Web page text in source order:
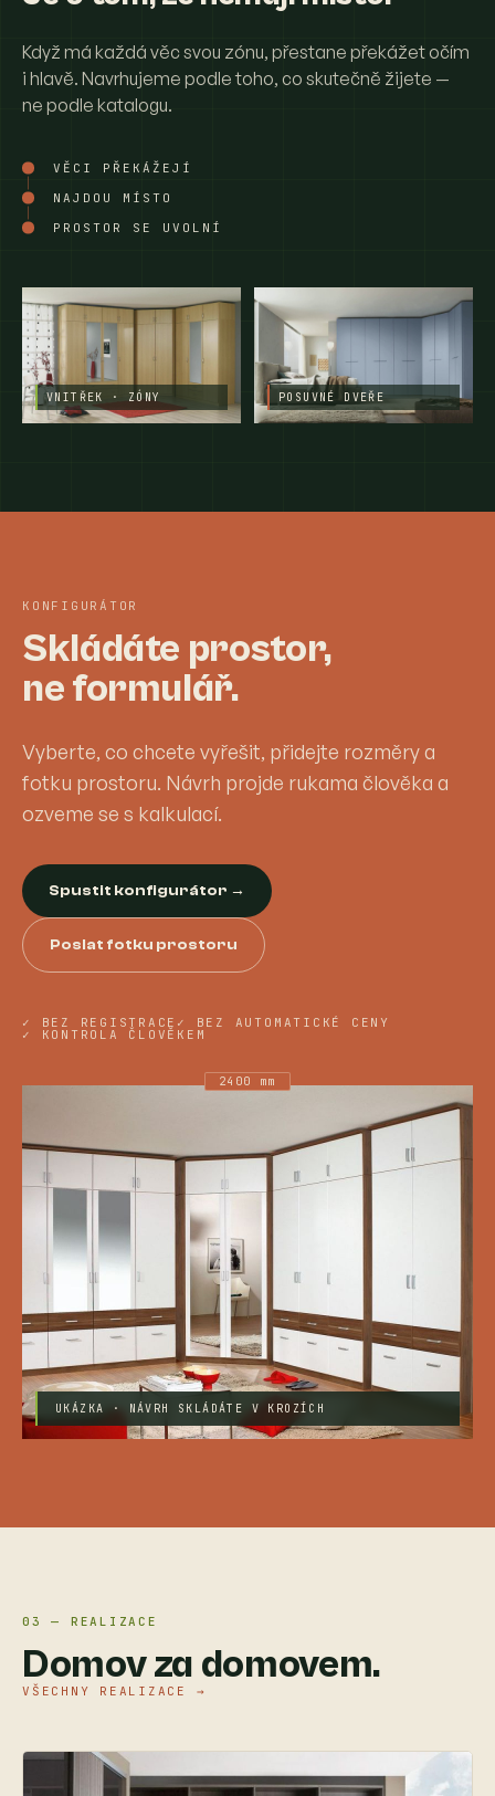
Když má každá věc svou zónu, přestane překážet očím
i hlavě. Navrhujeme podle toho, co skutečně žijete —
ne podle katalogu.
VĚCI PŘEKÁŽEJÍ
NAJDOU MÍSTO
PROSTOR SE UVOLNÍ
VNITŘEK · ZÓNY POSUVNÉ DVEŘE
KONFIGURÁTOR
Skládáte prostor,
ne formulář.
Vyberte, co chcete vyřešit, přidejte rozměry a
fotku prostoru. Návrh projde rukama člověka a
ozveme se s kalkulací.
Spustit konfigurátor →
Poslat fotku prostoru
✓ BEZ REGISTRACE ✓ BEZ AUTOMATICKÉ CENY
✓ KONTROLA ČLOVĚKEM
2400 mm
UKÁZKA · NÁVRH SKLÁDÁTE V KROZÍCH
03 — REALIZACE
Domov za domovem.
VŠECHNY REALIZACE →